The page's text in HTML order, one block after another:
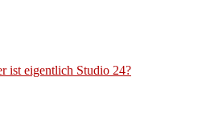
ist eigentlich Studio 24?